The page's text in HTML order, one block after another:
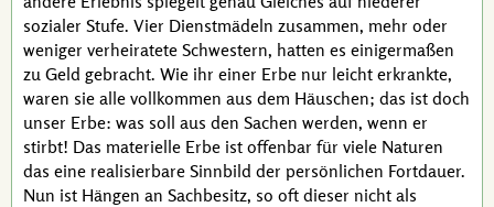
sozialer Stufe. Vier Dienstmädeln zusammen, mehr oder
weniger verheiratete Schwestern, hatten es einigermaßen
zu Geld gebracht. Wie ihr einer Erbe nur leicht erkrankte,
waren sie alle vollkommen aus dem Häuschen; das ist doch
unser Erbe: was soll aus den Sachen werden, wenn er
stirbt! Das materielle Erbe ist offenbar für viele Naturen
das eine realisierbare Sinnbild der persönlichen Fortdauer.
Nun ist Hängen an Sachbesitz, so oft dieser nicht als